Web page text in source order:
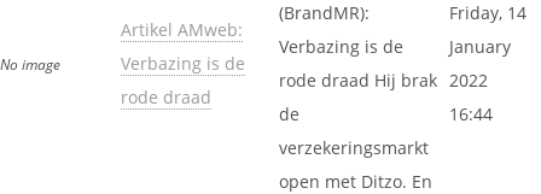
No image
Artikel AMweb:
Verbazing is de
rode draad
(BrandMR):
Verbazing is de
rode draad Hij brak
de
verzekeringsmarkt
open met Ditzo. En
Friday, 14
January
2022
16:44